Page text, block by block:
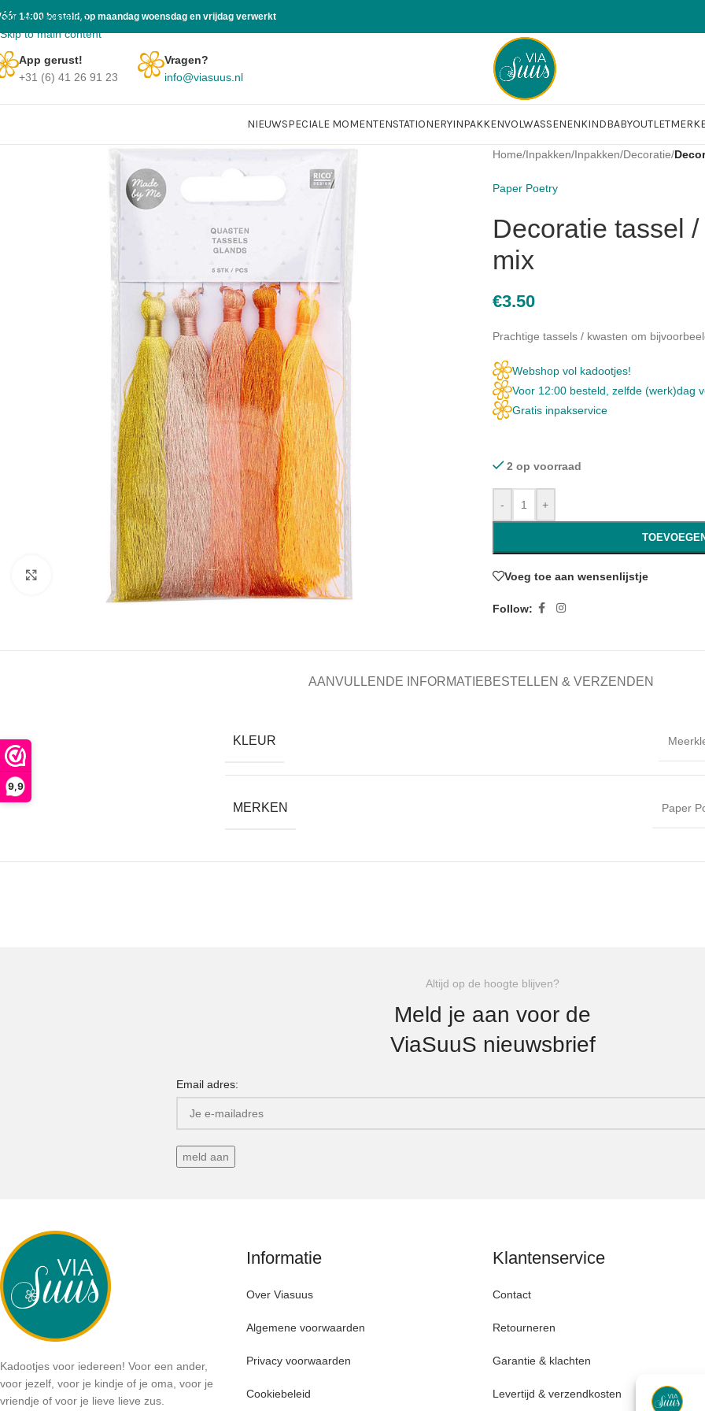
9,9
Skip to navigation
Skip to main content
14:00 besteld, op maandag woensdag en vrijdag verwerkt
App gerust!
+31 (6) 41 26 91 23
Vragen?
info@viasuus.nl
NIEUWSPECIALE MOMENTENSTATIONERYINPAKKENVOLWASSENENKINDBABYOUTLET
Click to enlarge
Home/Inpakken/Inpakken/Decoratie/
Paper Poetry
Decoratie tassel
mix
€3.50
Prachtige tassels / kwasten om
Webshop vol kadootjes!
Voor 12:00 besteld, zelfde (werk)dag
Gratis inpakservice
2 op voorraad
- +
Voeg toe aan wensenlijstje
Follow:
AANVULLENDE INFORMATIEBESTELLEN & VERZENDEN
KLEUR
MERKEN Paper
Altijd op de hoogte blijven?
Meld je aan voor de
ViaSuuS nieuwsbrief
Email adres:
Kadootjes voor iedereen! Voor een ander,
voor jezelf, voor je kindje of je oma, voor je
vriendje of voor je lieve lieve zus.
Informatie
Over Viasuus
Algemene voorwaarden
Privacy voorwaarden
Cookiebeleid
Klantenservice
Contact
Retourneren
Garantie & klachten
Levertijd & verzendkosten